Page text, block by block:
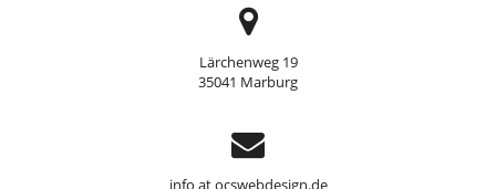
Adresse
Lärchenweg 19
35041 Marburg
Support
info at ocswebdesign.de